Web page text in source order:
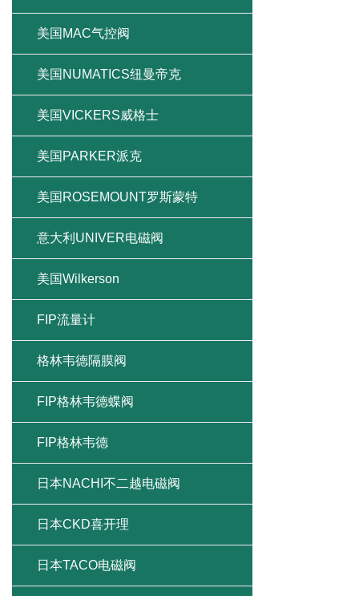
美国MAC气控阀
美国NUMATICS纽曼帝克
美国VICKERS威格士
美国PARKER派克
美国ROSEMOUNT罗斯蒙特
意大利UNIVER电磁阀
美国Wilkerson
FIP流量计
格林韦德隔膜阀
FIP格林韦德蝶阀
FIP格林韦德
日本NACHI不二越电磁阀
日本CKD喜开理
日本TACO电磁阀